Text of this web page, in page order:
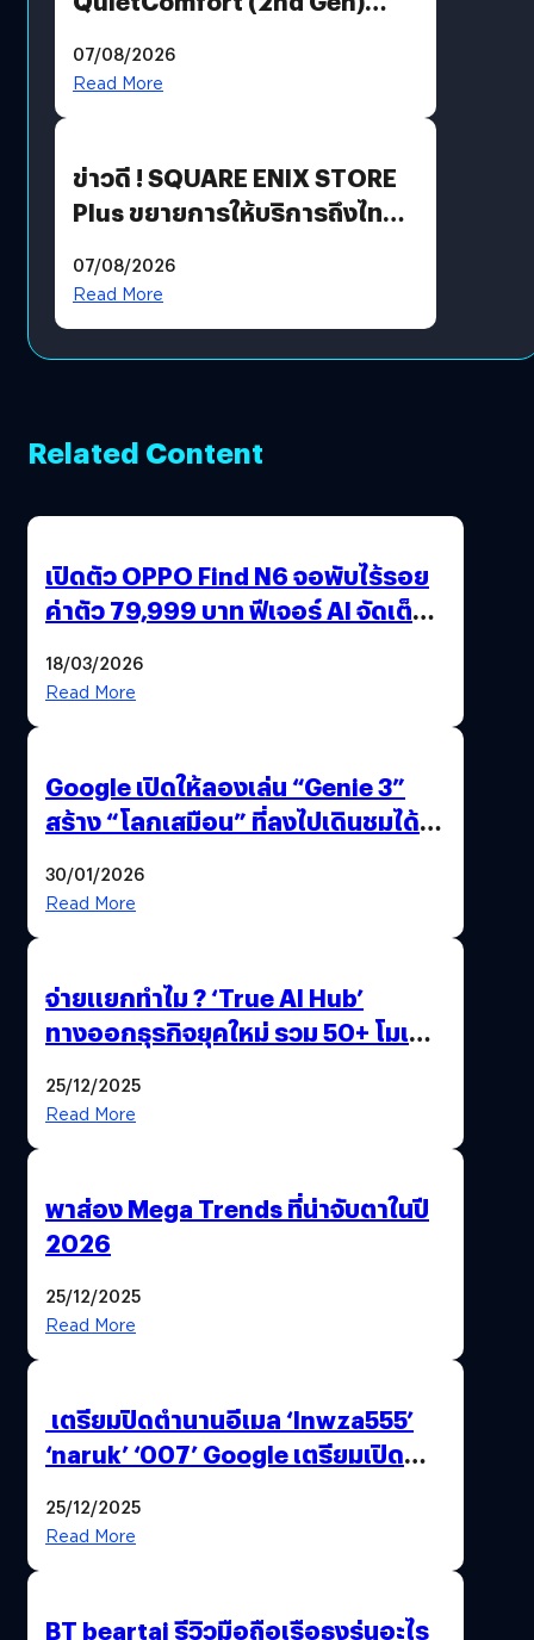
07/08/2026
Read More
ข่าวดี ! SQUARE ENIX STORE
Plus ขยายการให้บริการถึงไทย
โดยตรง
07/08/2026
Read More
Related Content
เปิดตัว OPPO Find N6 จอพับไร้รอย
ค่าตัว 79,999 บาท ฟีเจอร์ AI จัดเต็ม
18/03/2026
Read More
Google เปิดให้ลองเล่น “Genie 3”
สร้าง “โลกเสมือน” ที่ลงไปเดินชมได้
30/01/2026
Read More
จ่ายแยกทำไม ? ‘True AI Hub’
ทางออกธุรกิจยุคใหม่ รวม 50+ โมเดล
25/12/2025
Read More
พาส่อง Mega Trends ที่น่าจับตาในปี
2026
25/12/2025
Read More
เตรียมปิดตำนานอีเมล ‘lnwza555’
‘naruk’ ‘007’ Google เตรียมเปิด
25/12/2025
Read More
BT beartai รีวิวมือถือเรือธงรุ่นอะไร